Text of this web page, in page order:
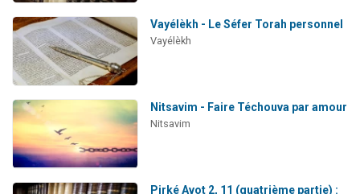
Vayélèkh - Le Séfer Torah personnel
Vayélèkh
Nitsavim - Faire Téchouva par amour
Nitsavim
Pirké Avot 2, 11 (quatrième partie) :